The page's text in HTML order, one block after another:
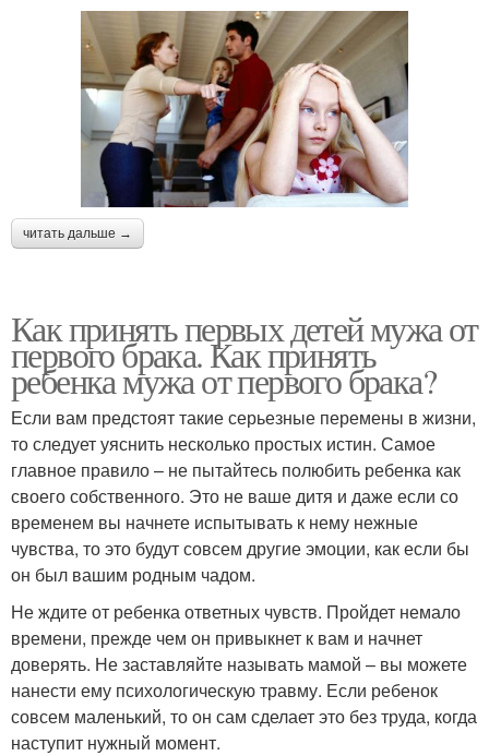
читать дальше →
Как принять первых детей мужа от
первого брака. Как принять
ребенка мужа от первого брака?
Если вам предстоят такие серьезные перемены в жизни,
то следует уяснить несколько простых истин. Самое
главное правило – не пытайтесь полюбить ребенка как
своего собственного. Это не ваше дитя и даже если со
временем вы начнете испытывать к нему нежные
чувства, то это будут совсем другие эмоции, как если бы
он был вашим родным чадом.
Не ждите от ребенка ответных чувств. Пройдет немало
времени, прежде чем он привыкнет к вам и начнет
доверять. Не заставляйте называть мамой – вы можете
нанести ему психологическую травму. Если ребенок
совсем маленький, то он сам сделает это без труда, когда
наступит нужный момент.